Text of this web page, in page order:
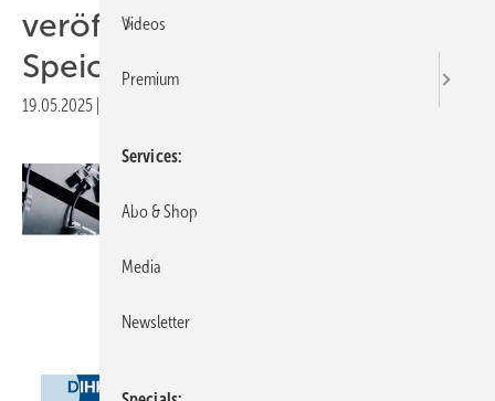
veröffentlichen Leitfaden für
Speicherbetrieb im Gewerbe
19.05.2025
Videos
Premium
Services
Abo & Shop
Media
Newsletter